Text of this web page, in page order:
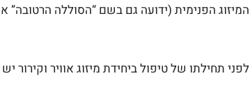
המיזוג הפנימית (ידועה גם בשם “הסוללה הרטובה”
לפני תחילתו של טיפול ביחידת מיזוג אוויר